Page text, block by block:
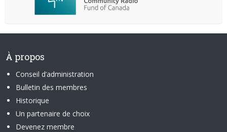
À propos
Conseil d’administration
Bulletin des membres
Historique
Un partenaire de choix
Devenez membre